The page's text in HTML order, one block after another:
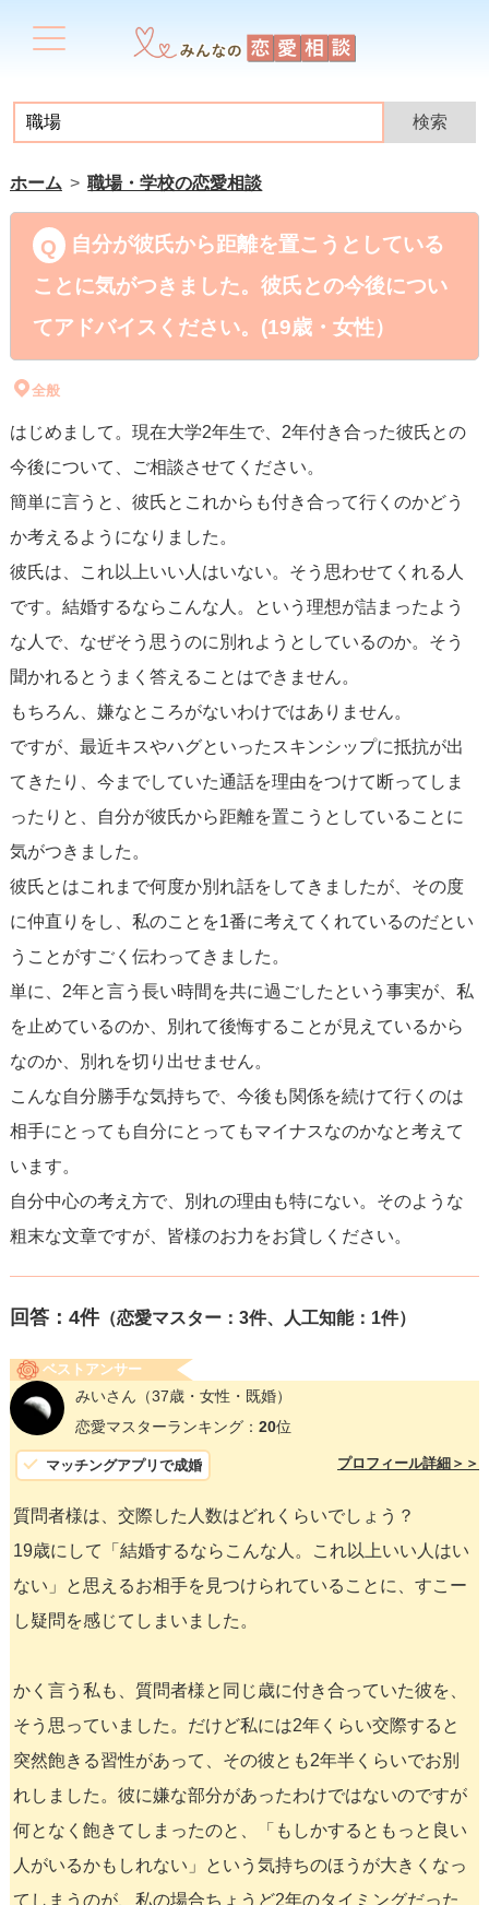
ホーム 職場・学校の恋愛相談
自分が彼氏から距離を置こうとしている
ことに気がつきました。彼氏との今後につい
てアドバイスください。(19歳・女性）
全般
はじめまして。現在大学2年生で、2年付き合った彼氏との
今後について、ご相談させてください。
簡単に言うと、彼氏とこれからも付き合って行くのかどう
か考えるようになりました。
彼氏は、これ以上いい人はいない。そう思わせてくれる人
です。結婚するならこんな人。という理想が詰まったよう
な人で、なぜそう思うのに別れようとしているのか。そう
聞かれるとうまく答えることはできません。
もちろん、嫌なところがないわけではありません。
ですが、最近キスやハグといったスキンシップに抵抗が出
てきたり、今までしていた通話を理由をつけて断ってしま
ったりと、自分が彼氏から距離を置こうとしていることに
気がつきました。
彼氏とはこれまで何度か別れ話をしてきましたが、その度
に仲直りをし、私のことを1番に考えてくれているのだとい
うことがすごく伝わってきました。
単に、2年と言う長い時間を共に過ごしたという事実が、私
を止めているのか、別れて後悔することが見えているから
なのか、別れを切り出せません。
こんな自分勝手な気持ちで、今後も関係を続けて行くのは
相手にとっても自分にとってもマイナスなのかなと考えて
います。
自分中心の考え方で、別れの理由も特にない。そのような
粗末な文章ですが、皆様のお力をお貸しください。
回答： 4件（恋愛マスター：3件、人工知能：1件）
ベストアンサー
みいさん （37歳・女性・既婚）
恋愛マスターランキング： 20位
マッチングアプリで成婚 プロフィール詳細＞＞
質問者様は、交際した人数はどれくらいでしょう？
19歳にして「結婚するならこんな人。これ以上いい人はい
ない」と思えるお相手を見つけられていることに、すこー
し疑問を感じてしまいました。
かく言う私も、質問者様と同じ歳に付き合っていた彼を、
そう思っていました。だけど私には2年くらい交際すると
突然飽きる習性があって、その彼とも2年半くらいでお別
れしました。彼に嫌な部分があったわけではないのですが
何となく飽きてしまったのと、「もしかするともっと良い
人がいるかもしれない」という気持ちのほうが大きくなっ
てしまうのが、私の場合ちょうど2年のタイミングだった